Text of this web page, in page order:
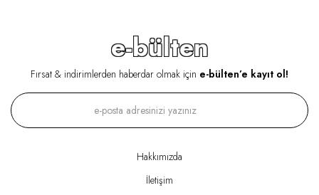
e-bülten
Fırsat & indirimlerden haberdar olmak için e-bülten’e kayıt ol!
Hakkımızda
İletişim